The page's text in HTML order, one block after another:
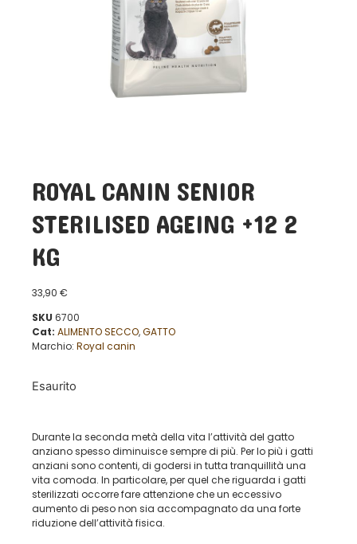
ROYAL CANIN SENIOR
STERILISED AGEING +12 2
KG
33,90 €
SKU 6700
Cat: ALIMENTO SECCO,GATTO
Marchio: Royal canin
Esaurito
Durante la seconda metà della vita l’attività del gatto
anziano spesso diminuisce sempre di più. Per lo più i gatti
anziani sono contenti, di godersi in tutta tranquillità una
vita comoda. In particolare, per quel che riguarda i gatti
sterilizzati occorre fare attenzione che un eccessivo
aumento di peso non sia accompagnato da una forte
riduzione dell’attività fisica.